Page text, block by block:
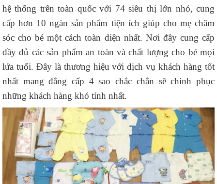
hệ thống trên toàn quốc với 74 siêu thị lớn nhỏ, cung
cấp hơn 10 ngàn sản phẩm tiện ích giúp cho mẹ chăm
sóc cho bé một cách toàn diện nhất. Nơi đây cung cấp
đầy đủ các sản phẩm an toàn và chất lượng cho bé mọi
lứa tuổi. Đây là thương hiệu với dịch vụ khách hàng tốt
nhất mang đẳng cấp 4 sao chắc chắn sẽ chinh phục
những khách hàng khó tính nhất.